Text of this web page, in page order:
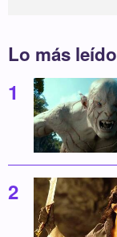
Lo más leído